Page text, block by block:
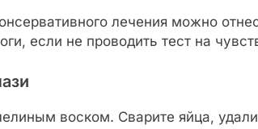
лечения можно
если не проводить тест на
воском. Сварите яйца,